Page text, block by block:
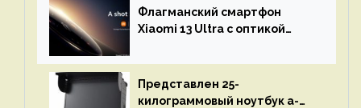
восстановления кода и
объяснит, что пошло не так
Флагманский смартфон
Xiaomi 13 Ultra с оптикой
представят 18 апреля
Представлен 25-
килограммовый ноутбук a-